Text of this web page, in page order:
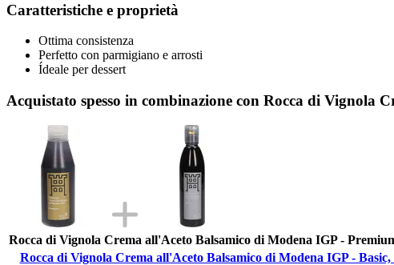
Caratteristiche e proprietà
Ottima consistenza
Perfetto con parmigiano e arrosti
Ídeale per dessert
Acquistato spesso in combinazione con Rocca di Vignola
Rocca di Vignola Crema all'Aceto Balsamico di Modena IGP -
Rocca di Vignola Crema all'Aceto Balsamico di Modena IGP - Basic,